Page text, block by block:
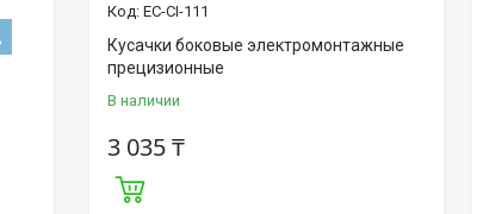
EC-CI-111
Кусачки боковые электромонтажные
прецизионные
В наличии
3 035 ₸